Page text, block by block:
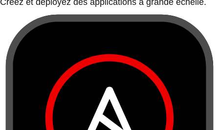
Créez et déployez des applications à grande échelle.